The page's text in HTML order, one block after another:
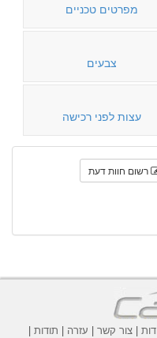
מפרטים טכניים
צבעים
עצות לפני רכישה
רשום חוות דעת
|צור קשר | עזרה | תודות |